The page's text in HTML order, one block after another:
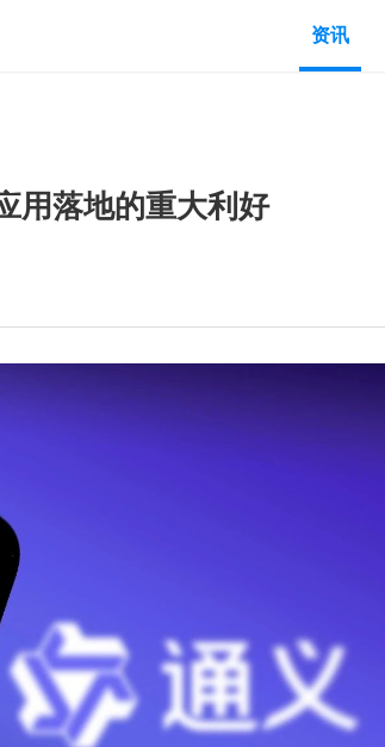
资讯
用落地的重大利好